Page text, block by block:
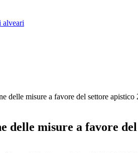
alveari
delle misure a favore del settore
delle misure a favore